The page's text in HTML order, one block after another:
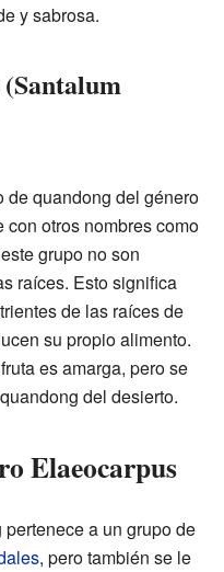
y sabrosa.
de quandong del género
con otros nombres como
grupo no son
raíces. Esto significa
de las raíces de
su propio alimento.
es amarga, pero se
del desierto.
Elaeocarpus
a un grupo de
, pero también se le